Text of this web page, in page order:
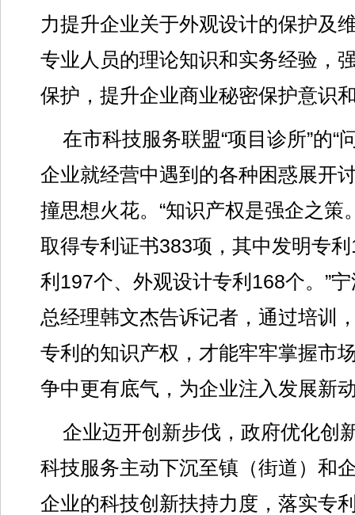
力提升企业关于外观设计的保护及
专业人员的理论知识和实务经验，
保护，提升企业商业秘密保护意识
在市科技服务联盟“项目诊所”的“
企业就经营中遇到的各种困惑展开
撞思想火花。“知识产权是强企之策
取得专利证书383项，其中发明专
利197个、外观设计专利168个。”
总经理韩文杰告诉记者，通过培训
专利的知识产权，才能牢牢掌握市
争中更有底气，为企业注入发展新
企业迈开创新步伐，政府优化创
科技服务主动下沉至镇（街道）和
企业的科技创新扶持力度，落实专